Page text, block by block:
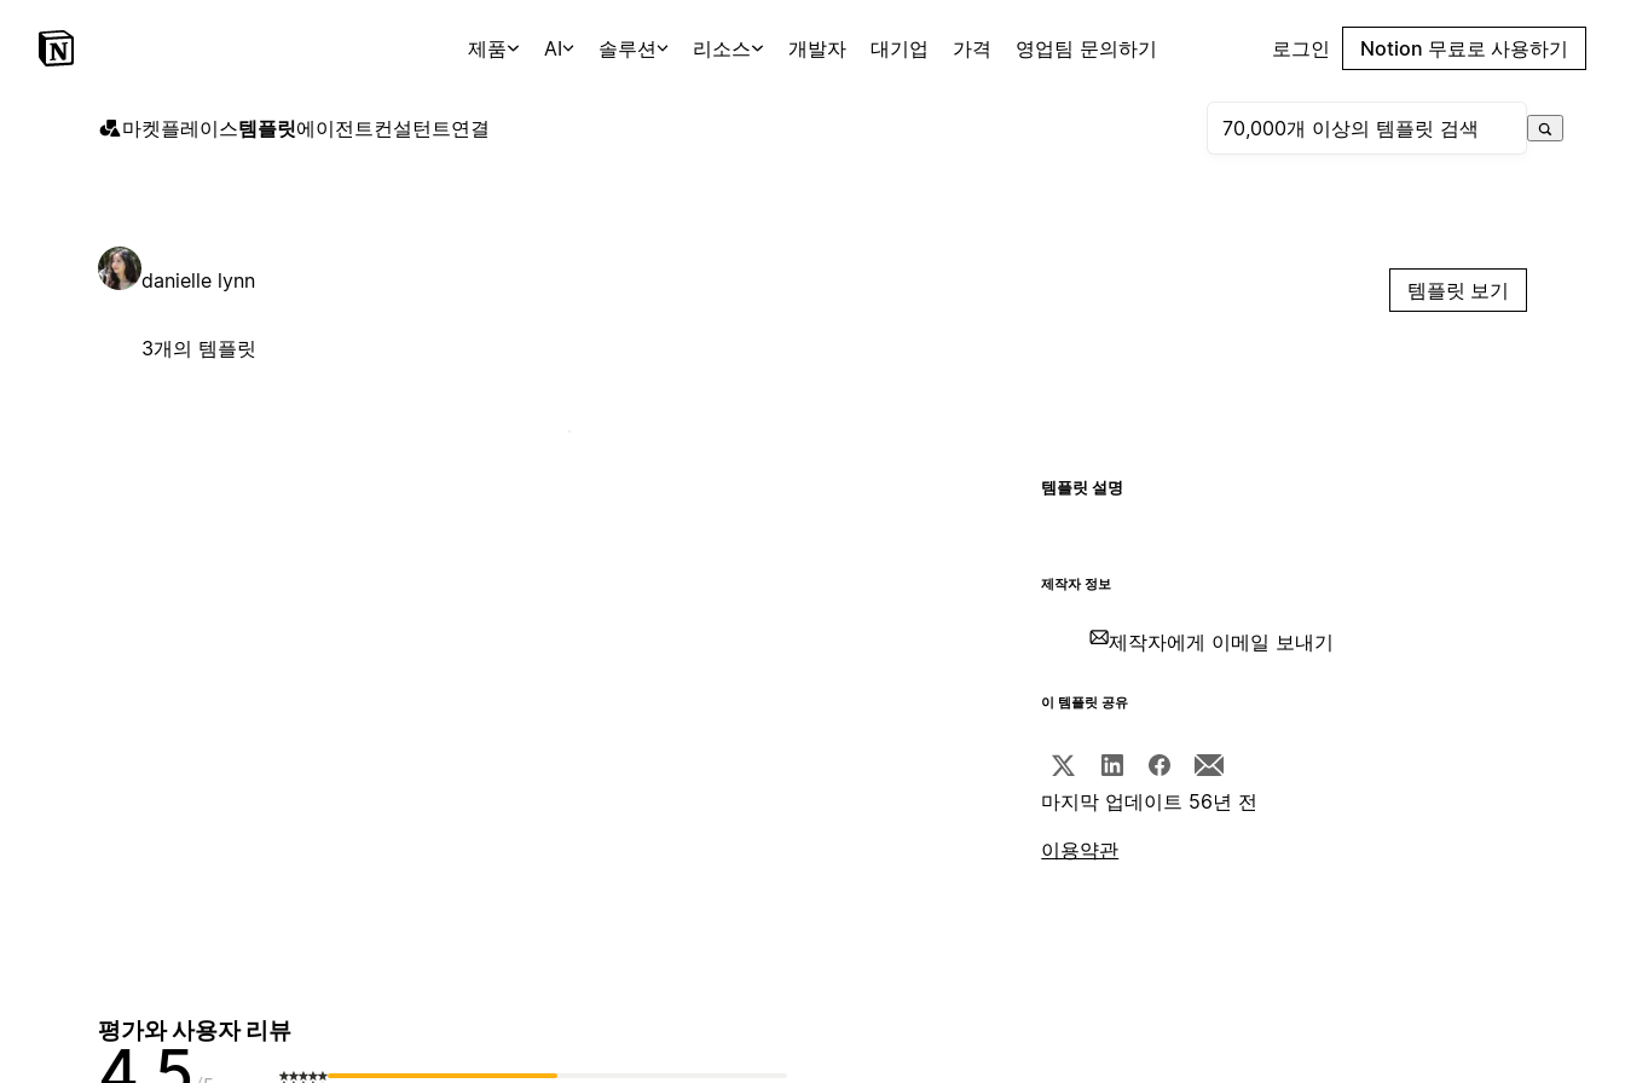
제품 AI 솔루션 리소스 개발자 대기업 가격 영업팀 문의하기 로그인 Notion 무료로 사용하기
마켓플레이스템플릿에이전트컨설턴트연결
danielle lynn
3개의 템플릿
템플릿 보기
템플릿 설명
제작자 정보
제작자에게 이메일 보내기
이 템플릿 공유
마지막 업데이트 56년 전
이용약관
평가와 사용자 리뷰